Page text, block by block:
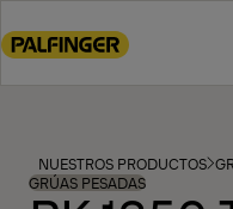
to
footer
NUESTROS PRODUCTOS
GRÚAS PESADAS